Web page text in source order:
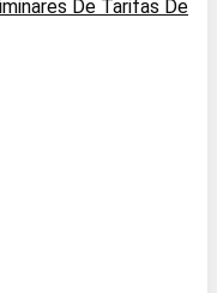
De Tarifas De